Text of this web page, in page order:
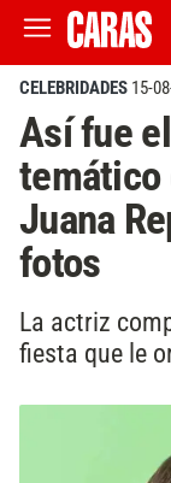
CELEBRIDADES 15-
Así fue
temático
Juana
fotos
La actriz
fiesta que le